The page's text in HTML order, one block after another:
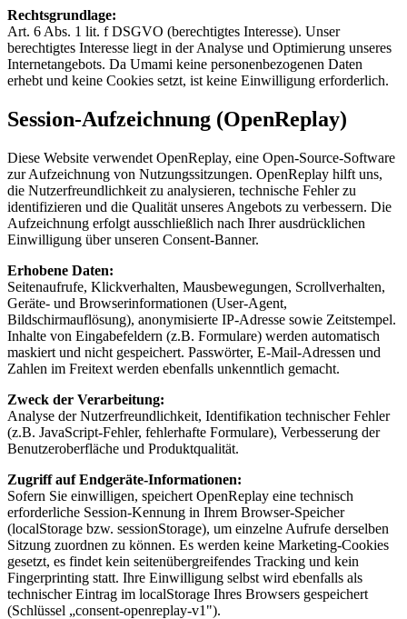
Rechtsgrundlage:
Art. 6 Abs. 1 lit. f DSGVO (berechtigtes Interesse). Unser
berechtigtes Interesse liegt in der Analyse und Optimierung unseres
Internetangebots. Da Umami keine personenbezogenen Daten
erhebt und keine Cookies setzt, ist keine Einwilligung erforderlich.
Session-Aufzeichnung (OpenReplay)
Diese Website verwendet OpenReplay, eine Open-Source-Software
zur Aufzeichnung von Nutzungssitzungen. OpenReplay hilft uns,
die Nutzerfreundlichkeit zu analysieren, technische Fehler zu
identifizieren und die Qualität unseres Angebots zu verbessern. Die
Aufzeichnung erfolgt ausschließlich nach Ihrer ausdrücklichen
Einwilligung über unseren Consent-Banner.
Erhobene Daten:
Seitenaufrufe, Klickverhalten, Mausbewegungen, Scrollverhalten,
Geräte- und Browserinformationen (User-Agent,
Bildschirmauflösung), anonymisierte IP-Adresse sowie Zeitstempel.
Inhalte von Eingabefeldern (z.B. Formulare) werden automatisch
maskiert und nicht gespeichert. Passwörter, E-Mail-Adressen und
Zahlen im Freitext werden ebenfalls unkenntlich gemacht.
Zweck der Verarbeitung:
Analyse der Nutzerfreundlichkeit, Identifikation technischer Fehler
(z.B. JavaScript-Fehler, fehlerhafte Formulare), Verbesserung der
Benutzeroberfläche und Produktqualität.
Zugriff auf Endgeräte-Informationen:
Sofern Sie einwilligen, speichert OpenReplay eine technisch
erforderliche Session-Kennung in Ihrem Browser-Speicher
(localStorage bzw. sessionStorage), um einzelne Aufrufe derselben
Sitzung zuordnen zu können. Es werden keine Marketing-Cookies
gesetzt, es findet kein seitenübergreifendes Tracking und kein
Fingerprinting statt. Ihre Einwilligung selbst wird ebenfalls als
technischer Eintrag im localStorage Ihres Browsers gespeichert
(Schlüssel „consent-openreplay-v1").